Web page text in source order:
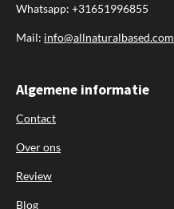
Whatsapp: +31651996855
Mail: info@allnaturalbased.com
Algemene informatie
Contact
Over ons
Review
Blog